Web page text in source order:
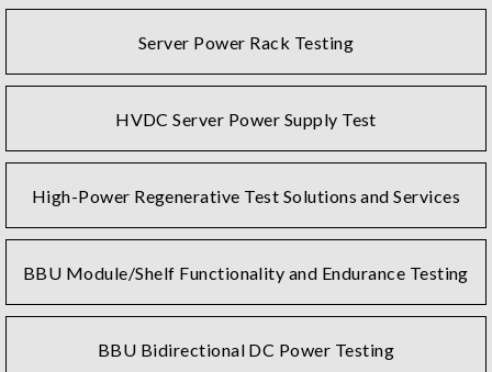
Server Power Rack Testing
HVDC Server Power Supply Test
High-Power Regenerative Test Solutions and Services
BBU Module/Shelf Functionality and Endurance Testing
BBU Bidirectional DC Power Testing